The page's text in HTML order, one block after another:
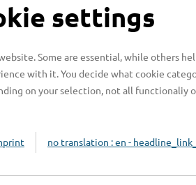
settings
Some are essential, while others
with it. You decide what cookie
on your selection, not all functionaliy
no translation : en -